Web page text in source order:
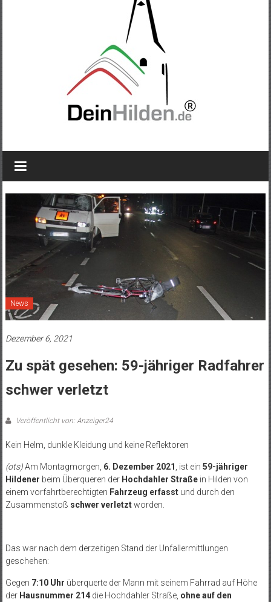
News
Dezember 6, 2021
Zu spät gesehen: 59-jähriger Radfahrer
schwer verletzt
Veröffentlicht von: Anzeiger24
Kein Helm, dunkle Kleidung und keine Reflektoren
(ots)Am Montagmorgen, 6. Dezember 2021 , ist ein 59-jähriger
Hildener beim Überqueren der Hochdahler Straßein Hilden von
einem vorfahrtberechtigten Fahrzeug erfasstund durch den
Zusammenstoß schwer verletztworden.
Das war nach dem derzeitigen Stand der Unfallermittlungen
geschehen:
Gegen 7:10 Uhr überquerte der Mann mit seinem Fahrrad auf Höhe
der Hausnummer 214die Hochdahler Straße, ohne auf den